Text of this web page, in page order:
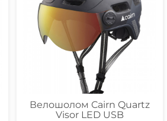
Велошолом Cairn Quartz
Visor LED USB